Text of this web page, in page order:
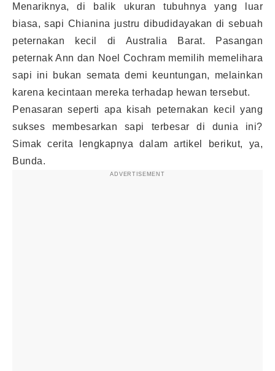
Menariknya, di balik ukuran tubuhnya yang luar
biasa, sapi Chianina justru dibudidayakan di sebuah
peternakan kecil di Australia Barat. Pasangan
peternak Ann dan Noel Cochram memilih memelihara
sapi ini bukan semata demi keuntungan, melainkan
karena kecintaan mereka terhadap hewan tersebut.
Penasaran seperti apa kisah peternakan kecil yang
sukses membesarkan sapi terbesar di dunia ini?
Simak cerita lengkapnya dalam artikel berikut, ya,
Bunda.
ADVERTISEMENT